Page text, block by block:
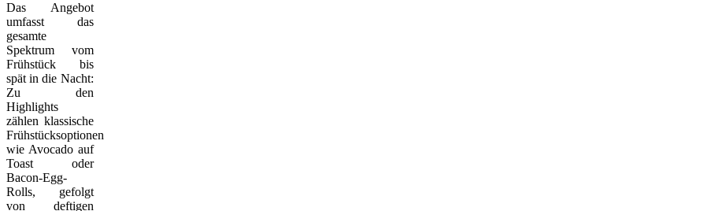
Das Angebot
umfasst das
gesamte
Spektrum vom
Frühstück bis
spät in die Nacht:
Zu den
Highlights
zählen klassische
Frühstücksoptionen
wie Avocado auf
Toast oder
Bacon-Egg-
Rolls, gefolgt
von deftigen